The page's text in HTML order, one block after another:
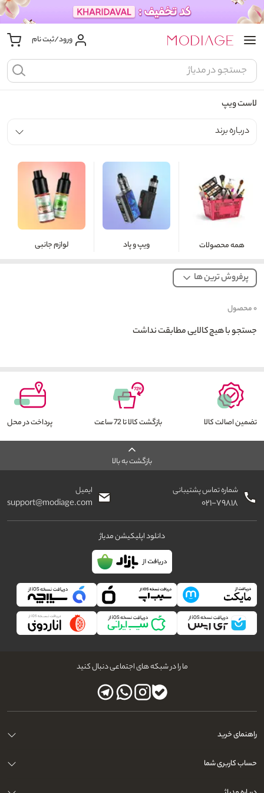
ورود/ثبت نام
لاست ویپ
درباره برند
همه محصولات ویپ و پاد لوازم جانبی
پرفروش ترین ها
۰محصول
جستجو با هیچ کالایی مطابقت نداشت
تضمین اصالت کالا بازگشت کالا تا 72 ساعت پرداخت در محل
بازگشت به بالا
شماره تماس پشتیبانی
۰۲۱-۷۹۸۱۸
ایمیل
support@modiage.com
دانلود اپلیکیشن مدیاژ
ما را در شبکه های اجتماعی دنبال کنید
راهنمای خرید
حساب کاربری شما